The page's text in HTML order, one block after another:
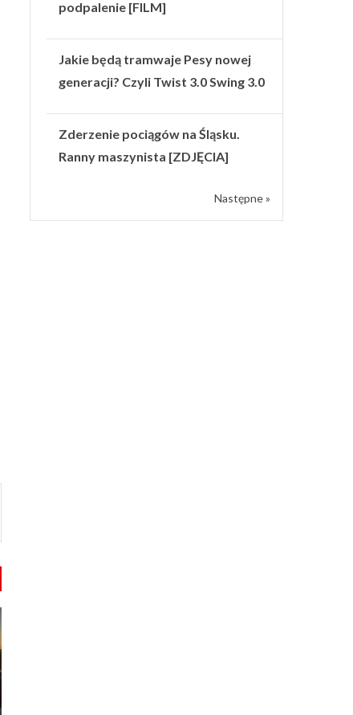
podpalenie [FILM]
Jakie będą tramwaje Pesy nowej
generacji? Czyli Twist 3.0 Swing 3.0
Zderzenie pociągów na Śląsku.
Ranny maszynista [ZDJĘCIA]
Następne »